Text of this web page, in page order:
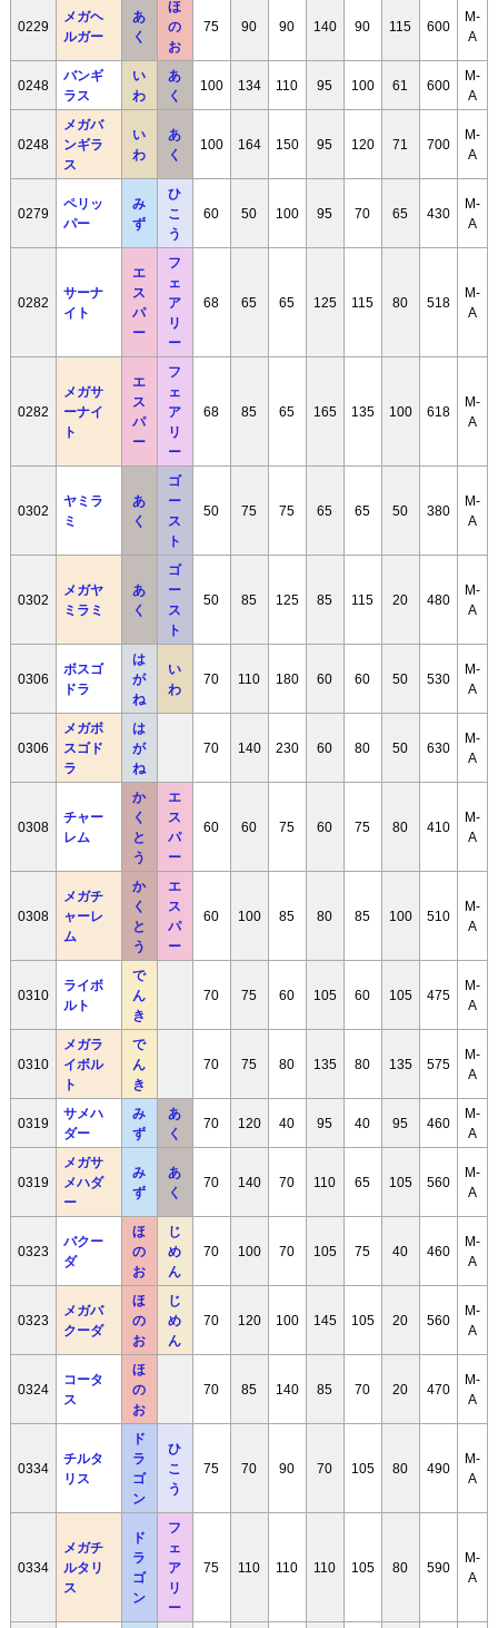
0229
メガヘ
ルガー
あ
く
ほ
の
お
75 90 90 140 90 115 600
M-
A
0248
バンギ
ラス
い
わ
あ
く
100 134 110 95 100 61 600
M-
A
0248
メガバ
ンギラ
ス
い
わ
あ
く
100 164 150 95 120 71 700
M-
A
0279
ペリッ
パー
み
ず
ひ
こ
う
60 50 100 95 70 65 430
M-
A
0282
サーナ
イト
エ
ス
パ
ー
フ
ェ
ア
リ
ー
68 65 65 125 115 80 518
M-
A
0282
メガサ
ーナイ
ト
エ
ス
パ
ー
フ
ェ
ア
リ
ー
68 85 65 165 135 100 618
M-
A
0302
ヤミラ
ミ
あ
く
ゴ
ー
ス
ト
50 75 75 65 65 50 380
M-
A
0302
メガヤ
ミラミ
あ
く
ゴ
ー
ス
ト
50 85 125 85 115 20 480
M-
A
0306
ボスゴ
ドラ
は
が
ね
い
わ
70 110 180 60 60 50 530
M-
A
0306
メガボ
スゴド
ラ
は
が
ね
70 140 230 60 80 50 630
M-
A
0308
チャー
レム
か
く
と
う
エ
ス
パ
ー
60 60 75 60 75 80 410
M-
A
0308
メガチ
ャーレ
ム
か
く
と
う
エ
ス
パ
ー
60 100 85 80 85 100 510
M-
A
0310
ライボ
ルト
で
ん
き
70 75 60 105 60 105 475
M-
A
0310
メガラ
イボル
ト
で
ん
き
70 75 80 135 80 135 575
M-
A
0319
サメハ
ダー
み
ず
あ
く
70 120 40 95 40 95 460
M-
A
0319
メガサ
メハダ
ー
み
ず
あ
く
70 140 70 110 65 105 560
M-
A
0323
バクー
ダ
ほ
の
お
じ
め
ん
70 100 70 105 75 40 460
M-
A
0323
メガバ
クーダ
ほ
の
お
じ
め
ん
70 120 100 145 105 20 560
M-
A
0324
コータ
ス
ほ
の
お
70 85 140 85 70 20 470
M-
A
0334
チルタ
リス
ド
ラ
ゴ
ン
ひ
こ
う
75 70 90 70 105 80 490
M-
A
0334
メガチ
ルタリ
ス
ド
ラ
ゴ
ン
フ
ェ
ア
リ
ー
75 110 110 110 105 80 590
M-
A